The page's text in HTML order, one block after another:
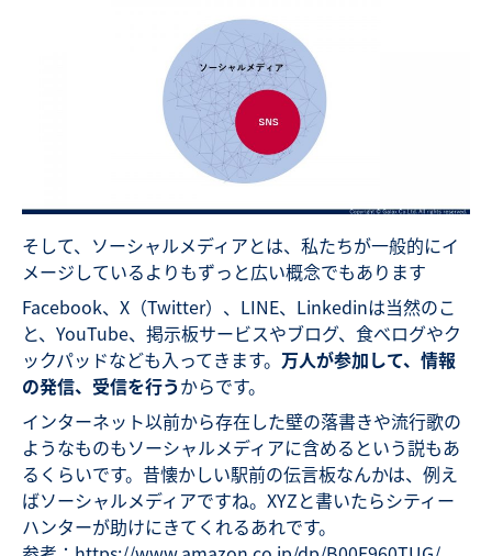
そして、ソーシャルメディアとは、私たちが一般的にイ
メージしているよりもずっと広い概念でもあります
Facebook、X（Twitter）、LINE、Linkedinは当然のこ
と、YouTube、掲示板サービスやブログ、食べログやク
ックパッドなども入ってきます。 万人が参加して、情報
の発信、受信を行うからです。
インターネット以前から存在した壁の落書きや流行歌の
ようなものもソーシャルメディアに含めるという説もあ
るくらいです。昔懐かしい駅前の伝言板なんかは、例え
ばソーシャルメディアですね。XYZと書いたらシティー
ハンターが助けにきてくれるあれです。